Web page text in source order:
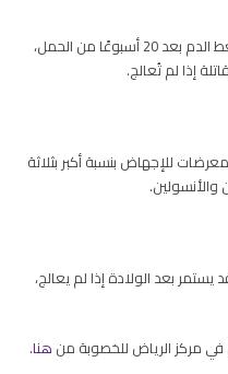
حالة خطيرة تتسبب في ارتفاع مفاجئ بضغط الدم بعد 20 أسبوعًا من الحمل،
إذا لم تُعالج.
للإجهاض بنسبة أكبر بثلاثة
والأنسولين.
بعد الولادة إذا لم يعالج،
في مركز الرياض للخصوبة من هنا.